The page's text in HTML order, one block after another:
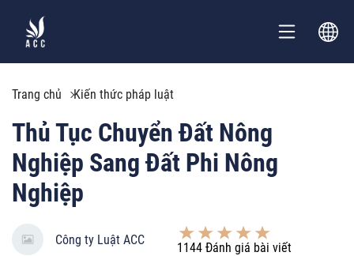
Trang chủ Kiến thức pháp luật
Thủ Tục Chuyển Đất Nông
Nghiệp Sang Đất Phi Nông
Nghiệp
Công ty Luật ACC
1144 Đánh giá bài viết